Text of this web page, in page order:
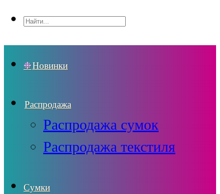
Новинки
Распродажа
Распродажа сумок
Распродажа текстиля
Сумки